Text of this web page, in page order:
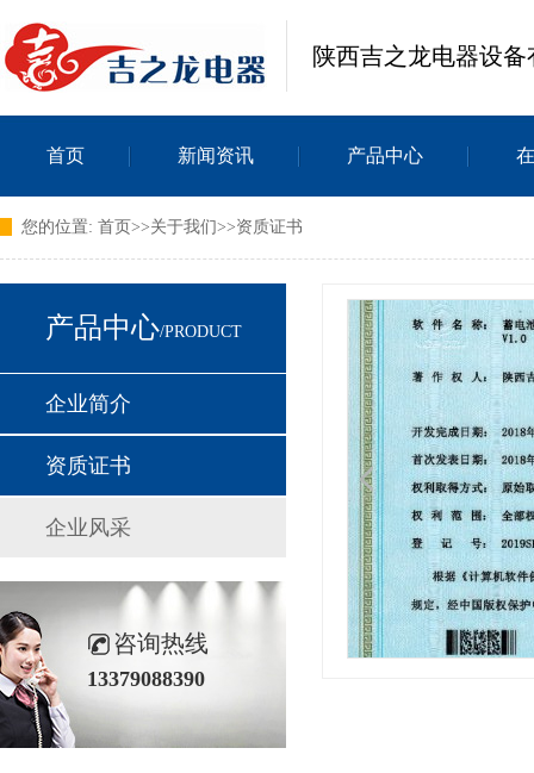
陕西吉之龙电器设备
首页 新闻资讯 产品中心
您的位置: 首页 >>关于我们>>资质证书
产品中心/PRODUCT
企业简介
资质证书
企业风采
咨询热线
13379088390